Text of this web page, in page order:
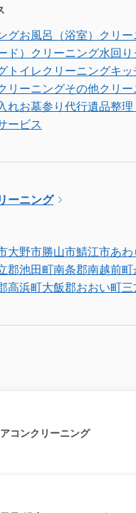
グお風呂（浴室）クリー
ド）クリーニング水回
トイレクリーニングキッ
リーニングその他クリー
れお墓参り代行遺品整理
ービス
ーニング
大野市勝山市鯖江市あわ
郡池田町南条郡南越前町
高浜町大飯郡おおい町三
コンクリーニング